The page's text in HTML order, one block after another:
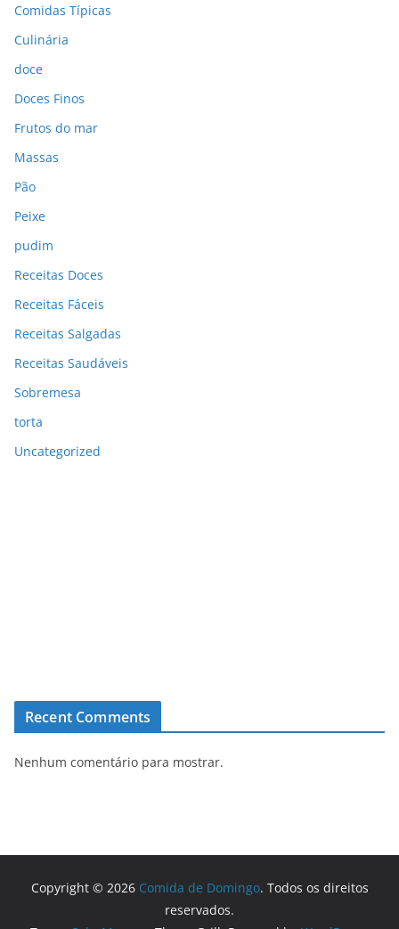
Comidas Típicas
Culinária
doce
Doces Finos
Frutos do mar
Massas
Pão
Peixe
pudim
Receitas Doces
Receitas Fáceis
Receitas Salgadas
Receitas Saudáveis
Sobremesa
torta
Uncategorized
Recent Comments
Nenhum comentário para mostrar.
Copyright © 2026 Comida de Domingo. Todos os direitos
reservados.